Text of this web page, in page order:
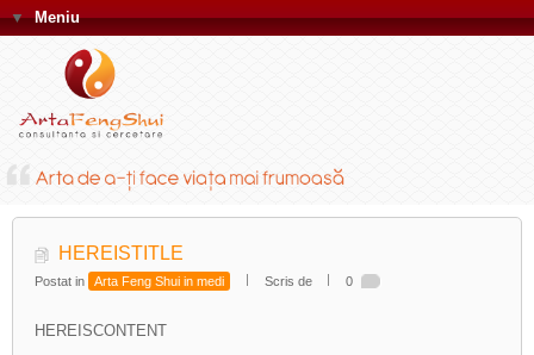
▼Meniu
HEREISTITLE
Postat in Arta Feng Shui in medi Scris de 0
HEREISCONTENT